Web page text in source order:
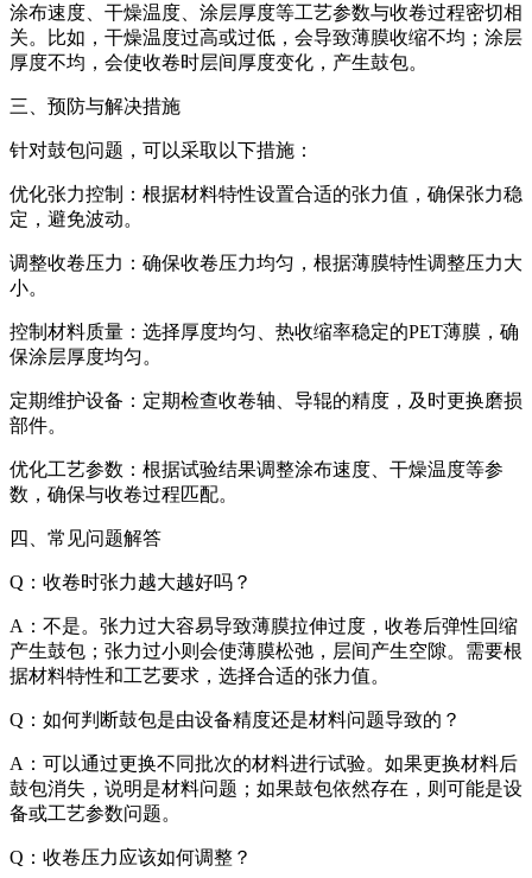
涂布速度、干燥温度、涂层厚度等工艺参数与收卷过程密切相
关。比如，干燥温度过高或过低，会导致薄膜收缩不均；涂层
厚度不均，会使收卷时层间厚度变化，产生鼓包。
三、预防与解决措施
针对鼓包问题，可以采取以下措施：
优化张力控制：根据材料特性设置合适的张力值，确保张力稳
定，避免波动。
调整收卷压力：确保收卷压力均匀，根据薄膜特性调整压力大
小。
控制材料质量：选择厚度均匀、热收缩率稳定的PET薄膜，确
保涂层厚度均匀。
定期维护设备：定期检查收卷轴、导辊的精度，及时更换磨损
部件。
优化工艺参数：根据试验结果调整涂布速度、干燥温度等参
数，确保与收卷过程匹配。
四、常见问题解答
Q：收卷时张力越大越好吗？
A：不是。张力过大容易导致薄膜拉伸过度，收卷后弹性回缩
产生鼓包；张力过小则会使薄膜松弛，层间产生空隙。需要根
据材料特性和工艺要求，选择合适的张力值。
Q：如何判断鼓包是由设备精度还是材料问题导致的？
A：可以通过更换不同批次的材料进行试验。如果更换材料后
鼓包消失，说明是材料问题；如果鼓包依然存在，则可能是设
备或工艺参数问题。
Q：收卷压力应该如何调整？